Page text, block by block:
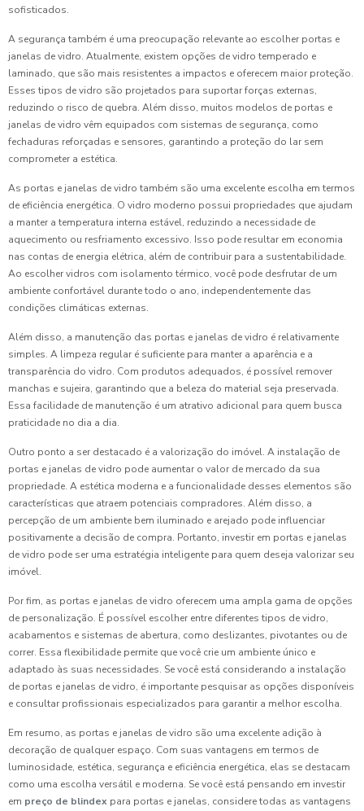
sofisticados.
A segurança também é uma preocupação relevante ao escolher portas e
janelas de vidro. Atualmente, existem opções de vidro temperado e
laminado, que são mais resistentes a impactos e oferecem maior proteção.
Esses tipos de vidro são projetados para suportar forças externas,
reduzindo o risco de quebra. Além disso, muitos modelos de portas e
janelas de vidro vêm equipados com sistemas de segurança, como
fechaduras reforçadas e sensores, garantindo a proteção do lar sem
comprometer a estética.
As portas e janelas de vidro também são uma excelente escolha em termos
de eficiência energética. O vidro moderno possui propriedades que ajudam
a manter a temperatura interna estável, reduzindo a necessidade de
aquecimento ou resfriamento excessivo. Isso pode resultar em economia
nas contas de energia elétrica, além de contribuir para a sustentabilidade.
Ao escolher vidros com isolamento térmico, você pode desfrutar de um
ambiente confortável durante todo o ano, independentemente das
condições climáticas externas.
Além disso, a manutenção das portas e janelas de vidro é relativamente
simples. A limpeza regular é suficiente para manter a aparência e a
transparência do vidro. Com produtos adequados, é possível remover
manchas e sujeira, garantindo que a beleza do material seja preservada.
Essa facilidade de manutenção é um atrativo adicional para quem busca
praticidade no dia a dia.
Outro ponto a ser destacado é a valorização do imóvel. A instalação de
portas e janelas de vidro pode aumentar o valor de mercado da sua
propriedade. A estética moderna e a funcionalidade desses elementos são
características que atraem potenciais compradores. Além disso, a
percepção de um ambiente bem iluminado e arejado pode influenciar
positivamente a decisão de compra. Portanto, investir em portas e janelas
de vidro pode ser uma estratégia inteligente para quem deseja valorizar seu
imóvel.
Por fim, as portas e janelas de vidro oferecem uma ampla gama de opções
de personalização. É possível escolher entre diferentes tipos de vidro,
acabamentos e sistemas de abertura, como deslizantes, pivotantes ou de
correr. Essa flexibilidade permite que você crie um ambiente único e
adaptado às suas necessidades. Se você está considerando a instalação
de portas e janelas de vidro, é importante pesquisar as opções disponíveis
e consultar profissionais especializados para garantir a melhor escolha.
Em resumo, as portas e janelas de vidro são uma excelente adição à
decoração de qualquer espaço. Com suas vantagens em termos de
luminosidade, estética, segurança e eficiência energética, elas se destacam
como uma escolha versátil e moderna. Se você está pensando em investir
em preço de blindex para portas e janelas, considere todas as vantagens